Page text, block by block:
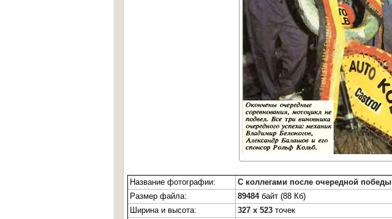
Название фотографии:
С коллегами после очередной победы
Размер файла:
89484байт (88 Кб)
Ширина и высота:
327 x 523 точек